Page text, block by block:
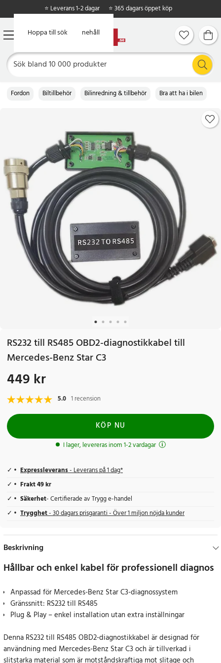
Hoppa till huvudinnehåll
Hoppa till sök
⭐ Leverans 1-2 dagar ⭐ 365 dagars öppet köp
Fordon Biltillbehör Bilinredning & tillbehör Bra att ha i bilen
RS232 till RS485 OBD2-diagnostikkabel till
Mercedes-Benz Star C3
Pris:449 kr
449 kr
5.0 1 recension
KÖP NU
I lager, levereras inom 1-2 vardagar
Expressleverans- Leverans på 1 dag*
Frakt 49 kr
Säkerhet- Certifierade av Trygg e-handel
Trygghet- 30 dagars prisgaranti - Över 1 miljon nöjda kunder
Beskrivning
Hållbar och enkel kabel för professionell diagnos
Anpassad för Mercedes-Benz Star C3-diagnossystem
Gränssnitt: RS232 till RS485
Plug & Play – enkel installation utan extra inställningar
Denna RS232 till RS485 OBD2-diagnostikkabel är designad för
användning med Mercedes-Benz Star C3 och är tillverkad i
slitstarka material som är motståndskraftiga mot slitage och